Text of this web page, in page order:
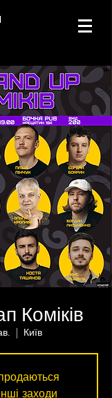
Коміків
  |
Київ
заходи